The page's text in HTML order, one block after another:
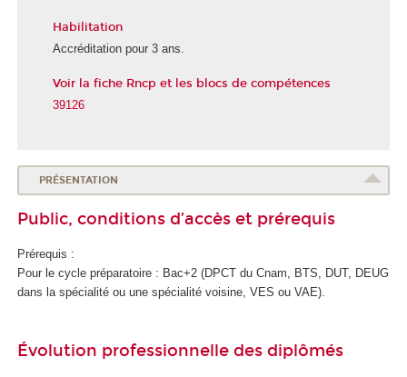
E
c
l
e
t
r
a
s
i
t
n
É
c
l
e
u
m
é
i
q
u
t
Habilitation
Accréditation pour 3 ans.
Voir la fiche Rncp et les blocs de compétences
39126
PRÉSENTATION
Public, conditions d’accès et prérequis
Prérequis :
Pour le cycle préparatoire : Bac+2 (DPCT du Cnam, BTS, DUT, DEUG
dans la spécialité ou une spécialité voisine, VES ou VAE).
Évolution professionnelle des diplômés